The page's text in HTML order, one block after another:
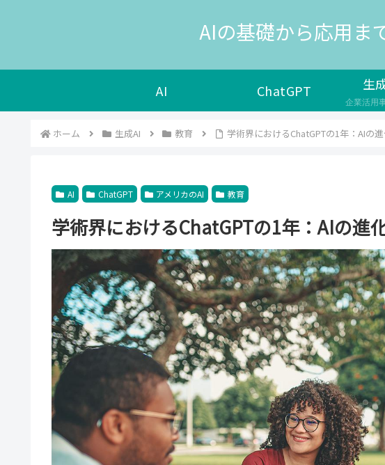
AIの基礎から応用ま
AI ChatGPT 生
ホーム 生成AI 教育 学術界におけるChatGPTの1年：AIの
AI ChatGPT アメリカのAI 教育
学術界におけるChatGPTの1年：AIの進